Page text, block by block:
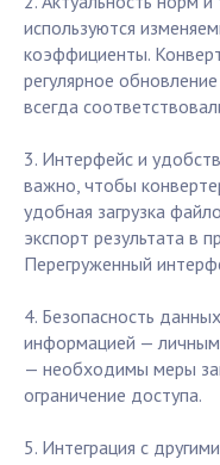
используются
коэффициенты.
регулярное
всегда
3. Интерфейс и
важно, чтобы
удобная загрузка
экспорт результата в
Перегруженный
4. Безопасность
информацией —
— необходимы меры
ограничение доступа.
5. Интеграция с